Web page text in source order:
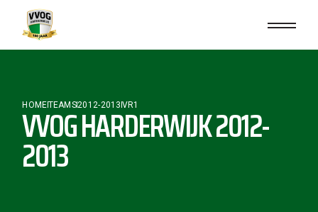
HOMETEAMS2012-2013 VR1
VVOG HARDERWIJK 2012-
2013